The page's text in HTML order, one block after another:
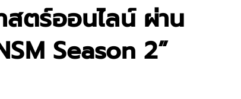
ตร์ออนไลน์ ผ่าน
Season 2”